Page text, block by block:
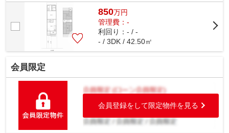
薬や日用品を買うのに便利なダックス山...
850万円
管理費：-
利回り：- / -
- / 3DK / 42.50㎡
会員限定
会員登録をして限定物件を見る